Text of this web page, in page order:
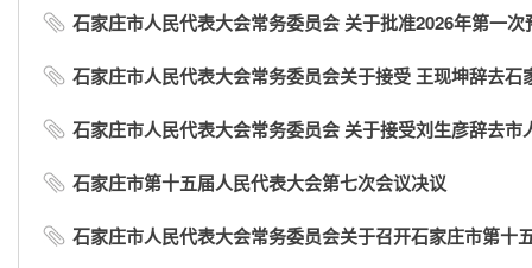
石家庄市人民代表大会常务委员会 关于批准2026年第一
石家庄市人民代表大会常务委员会关于接受 王现坤辞去石
石家庄市人民代表大会常务委员会 关于接受刘生彦辞去市
石家庄市第十五届人民代表大会第七次会议决议
石家庄市人民代表大会常务委员会关于召开石家庄市第十